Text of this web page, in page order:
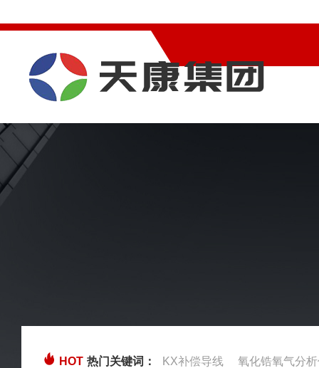
HOT 热门关键词： KX补偿导线 氧化锆氧气分